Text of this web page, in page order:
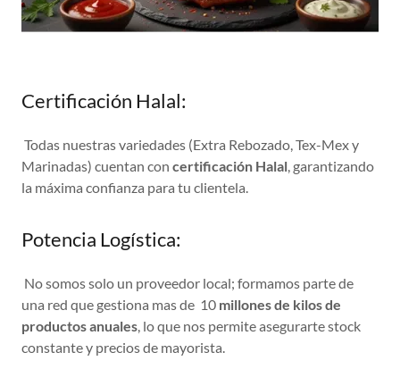
Certificación Halal:
Todas nuestras variedades (Extra Rebozado, Tex-Mex y
Marinadas) cuentan con certificación Halal, garantizando
la máxima confianza para tu clientela.
Potencia Logística:
No somos solo un proveedor local; formamos parte de
una red que gestiona mas de 10 millones de kilos de
productos anuales, lo que nos permite asegurarte stock
constante y precios de mayorista.